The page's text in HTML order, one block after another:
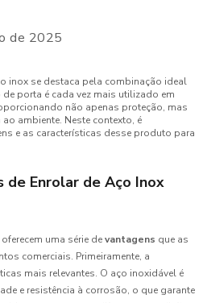
de 2025
inox se destaca pela combinação ideal
porta é cada vez mais utilizado em
não apenas proteção, mas
ambiente. Neste contexto, é
e as características desse produto para
Enrolar de Aço Inox
uma série devantagens que as
comerciais. Primeiramente, a
mais relevantes. O aço inoxidável é
e resistência à corrosão, o que garante